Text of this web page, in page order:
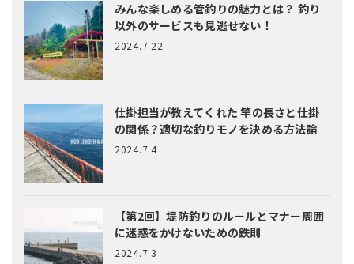
みんな楽しめる管釣りの魅力とは？ 釣り
以外のサービスも見逃せない！
2024.7.22
仕掛担当が教えてくれた竿の長さと仕掛
の関係？適切な釣りモノを決める方法論
2024.7.4
【第2回】堤防釣りのルールとマナー周囲
に迷惑をかけないための鉄則
2024.7.3